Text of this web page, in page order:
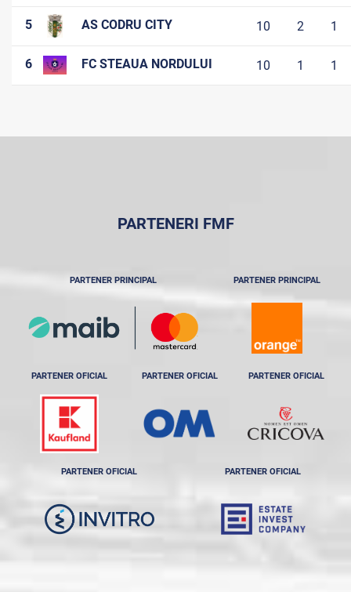
5 AS CODRU CITY 10 2 1
6 FC STEAUA NORDULUI 10 1 1
PARTENERI FMF
PARTENER PRINCIPAL PARTENER PRINCIPAL
PARTENER OFICIAL PARTENER OFICIAL PARTENER OFICIAL
PARTENER OFICIAL PARTENER OFICIAL